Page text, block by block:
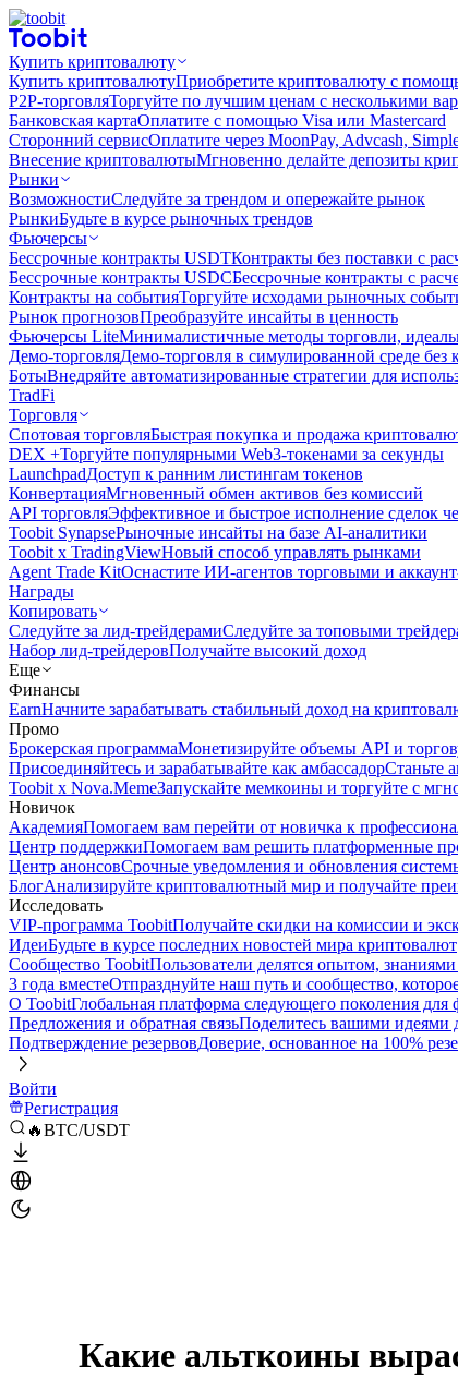
Купить криптовалюту
Купить криптовалютуПриобретите криптовалюту с
P2P-торговляТоргуйте по лучшим ценам с несколькими
Банковская картаОплатите с помощью Visa или Mastercard
Сторонний сервисОплатите через MoonPay, Advcash,
Внесение криптовалютыМгновенно делайте депозиты
Рынки
ВозможностиСледуйте за трендом и опережайте рынок
РынкиБудьте в курсе рыночных трендов
Фьючерсы
Бессрочные контракты USDTКонтракты без поставки с
Бессрочные контракты USDCБессрочные контракты с
Контракты на событияТоргуйте исходами рыночных
Рынок прогнозовПреобразуйте инсайты в ценность
Фьючерсы LiteМинималистичные методы торговли,
Демо-торговляДемо-торговля в симулированной среде без
БотыВнедряйте автоматизированные стратегии для
TradFi
Торговля
Спотовая торговляБыстрая покупка и продажа
DEX +Торгуйте популярными Web3-токенами за секунды
LaunchpadДоступ к ранним листингам токенов
КонвертацияМгновенный обмен активов без комиссий
API торговляЭффективное и быстрое исполнение сделок
Toobit SynapseРыночные инсайты на базе AI-аналитики
Toobit x TradingViewНовый способ управлять рынками
Agent Trade KitОснастите ИИ-агентов торговыми и
Награды
Копировать
Следуйте за лид-трейдерамиСледуйте за топовыми
Набор лид-трейдеровПолучайте высокий доход
Еще
Финансы
EarnНачните зарабатывать стабильный доход на
Промо
Брокерская программаМонетизируйте объемы API и
Присоединяйтесь и зарабатывайте как амбассадорСтаньте
Toobit x Nova.MemeЗапускайте мемкоины и торгуйте с
Новичок
АкадемияПомогаем вам перейти от новичка к
Центр поддержкиПомогаем вам решить платформенные
Центр анонсовСрочные уведомления и обновления
БлогАнализируйте криптовалютный мир и получайте
Исследовать
VIP-программа ToobitПолучайте скидки на комиссии и
ИдеиБудьте в курсе последних новостей мира криптовалют
Сообщество ToobitПользователи делятся опытом,
3 года вместеОтпразднуйте наш путь и сообщество,
О ToobitГлобальная платформа следующего поколения
Предложения и обратная связьПоделитесь вашими идеями
Подтверждение резервовДоверие, основанное на 100%
Войти
Регистрация
🔥BTC/USDT
Какие альткоины